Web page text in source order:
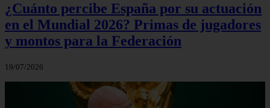
¿Cuánto percibe España por su actuación
en el Mundial 2026? Primas de jugadores
y montos para la Federación
19/07/2026